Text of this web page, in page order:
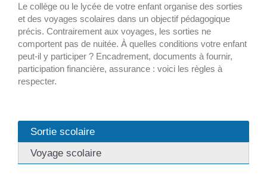
Le collège ou le lycée de votre enfant organise des sorties
et des voyages scolaires dans un objectif pédagogique
précis. Contrairement aux voyages, les sorties ne
comportent pas de nuitée. À quelles conditions votre enfant
peut-il y participer ? Encadrement, documents à fournir,
participation financière, assurance : voici les règles à
respecter.
Sortie scolaire
Voyage scolaire